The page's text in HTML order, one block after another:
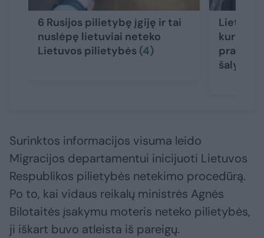
6 Rusijos pilietybę įgiję ir tai
nuslėpę lietuviai neteko
Lietuvos pilietybės (4)
Lietuva
kuriose
šalyje
Surinktos informacijos visuma leido
Migracijos departamentui inicijuoti Lietuvos
Respublikos pilietybės netekimo procedūrą.
Po to, kai vidaus reikalų ministrės Agnės
Bilotaitės įsakymu moteris neteko pilietybės,
ji iškart buvo atleista iš pareigų.